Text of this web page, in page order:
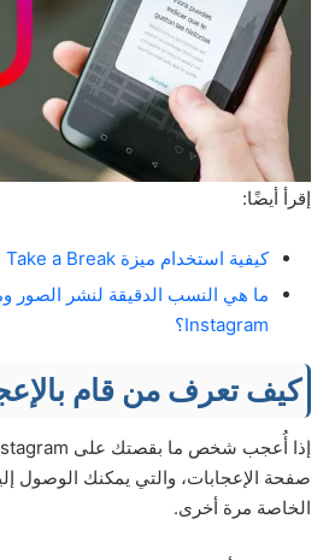
إقرأ أيضًا:
كيفية استخدام ميزة Take a Break في Instagram
ما هي النسب الدقيقة لنشر الصور
Instagram؟
كيف تعرف من قام
صفحة الإعجابات، والتي يمكنك الوصول
الخاصة مرة أخرى.